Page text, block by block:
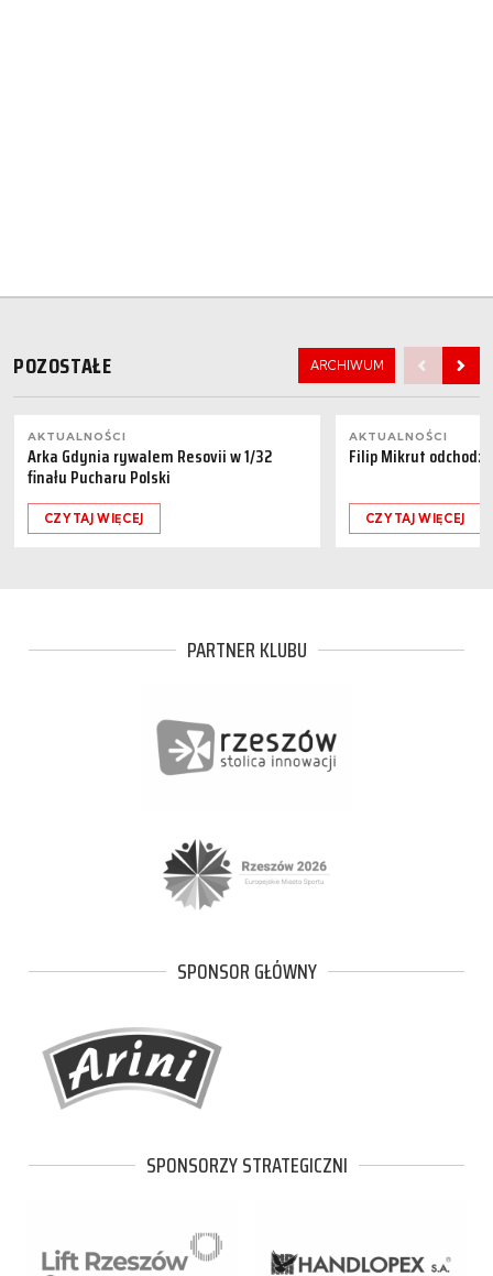
POZOSTAŁE ARCHIWUM
AKTUALNOŚCI
Arka Gdynia rywalem Resovii w 1/32
finału Pucharu Polski
CZYTAJ WIĘCEJ
AKTUALNOŚCI
Filip Mikrut
CZYTAJ WIĘCEJ
PARTNER KLUBU
SPONSOR GŁÓWNY
SPONSORZY STRATEGICZNI